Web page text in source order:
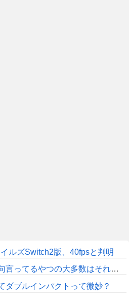
ルズSwitch2版、40fpsと判明
はそれしてないだけの雑魚だから聞く耳持つだけムダよ
ダブルインパクトって微妙？